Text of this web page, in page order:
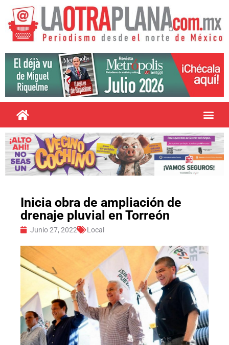
Inicia obra de ampliación de
drenaje pluvial en Torreón
Junio 27, 2022 Local